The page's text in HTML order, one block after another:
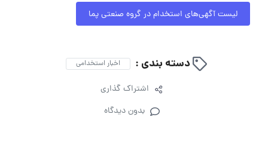
لیست آگهی‌های استخدام در گروه صنعتی پما
دسته بندی : اخبار استخدامی
اشتراک گذاری
بدون دیدگاه